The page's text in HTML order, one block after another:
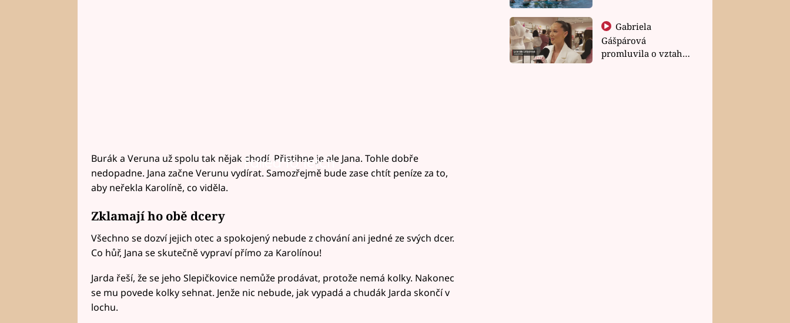
Failed to fetch
Burák a Veruna už spolu tak nějak chodí. Přistihne je ale Jana. Tohle dobře
nedopadne. Jana začne Verunu vydírat. Samozřejmě bude zase chtít peníze za to,
aby neřekla Karolíně, co viděla.
Zklamají ho obě dcery
Všechno se dozví jejich otec a spokojený nebude z chování ani jedné ze svých dcer.
Co hůř, Jana se skutečně vypraví přímo za Karolínou!
Jarda řeší, že se jeho Slepičkovice nemůže prodávat, protože nemá kolky. Nakonec
se mu povede kolky sehnat. Jenže nic nebude, jak vypadá a chudák Jarda skončí v
lochu.
Gabriela
Gášpárová
promluvila o vztahu